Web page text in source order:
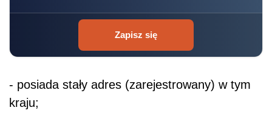
Zapisz się
- posiada stały adres (zarejestrowany) w tym
kraju;